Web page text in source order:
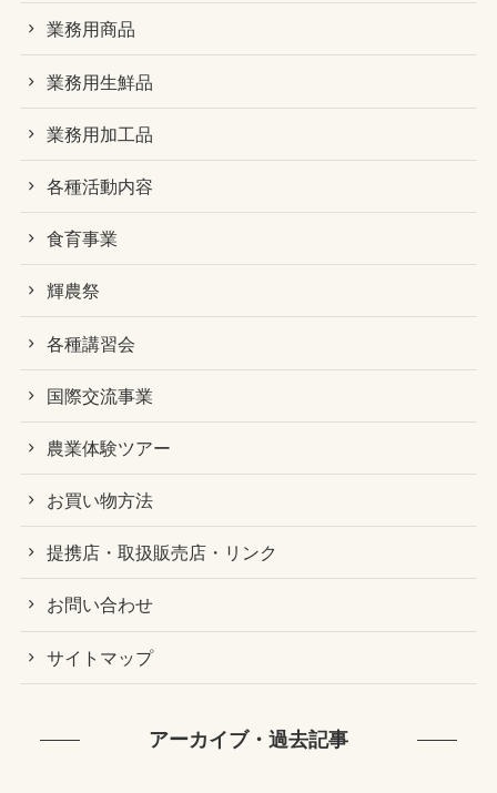
業務用商品
業務用生鮮品
業務用加工品
各種活動内容
食育事業
輝農祭
各種講習会
国際交流事業
農業体験ツアー
お買い物方法
提携店・取扱販売店・リンク
お問い合わせ
サイトマップ
アーカイブ・過去記事